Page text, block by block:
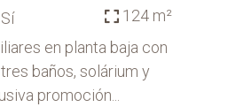
Sí  124 m²
en planta baja con
baños, solárium y
promoción...